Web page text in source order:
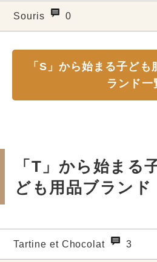
Souris 0
「S」から始まる子ど
ランド一
「T」から始まる
ども用品ブランド
Tartine et Chocolat 3